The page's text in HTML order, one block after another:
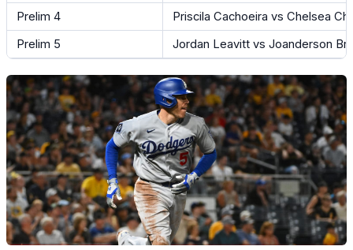
Prelim 4
Priscila Cachoeira vs Chelsea
Prelim 5
Jordan Leavitt vs Joanderson